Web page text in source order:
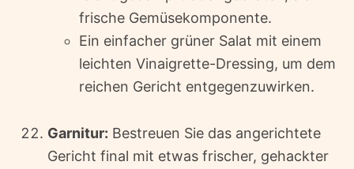
frische Gemüsekomponente.
Ein einfacher grüner Salat mit einem
leichten Vinaigrette-Dressing, um dem
reichen Gericht entgegenzuwirken.
Garnitur: Bestreuen Sie das angerichtete
Gericht final mit etwas frischer, gehackter